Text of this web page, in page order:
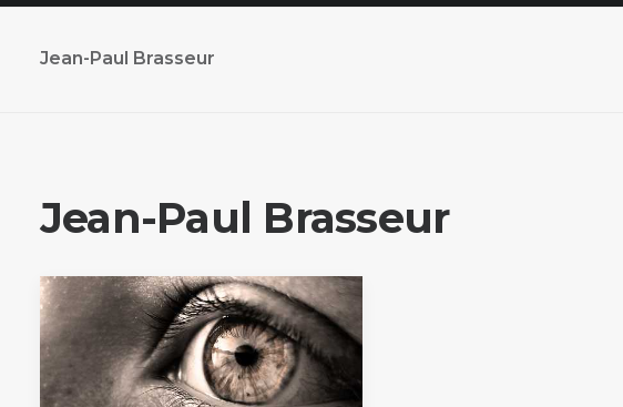
Jean-Paul Brasseur
Jean-Paul Brasseur